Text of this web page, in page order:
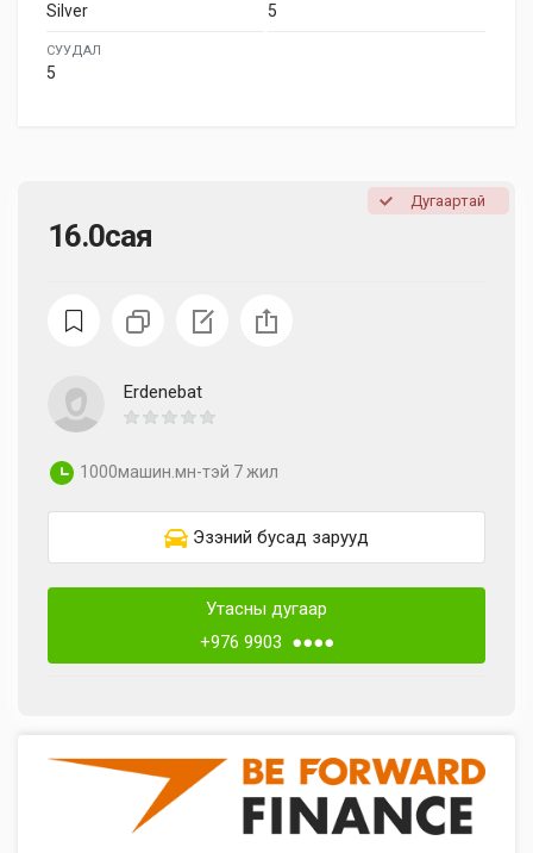
16.0сая
Дугаартай
Erdenebat
1000машин.мн-тэй 7 жил
Эзэний бусад зарууд
Утасны дугаар
+976 9903 ●●●●
Silver 5
СУУДАЛ
5